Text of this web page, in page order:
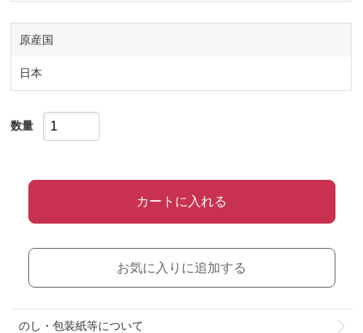
原産国
日本
数量
カートに入れる
お気に入りに追加する
のし・包装紙等について